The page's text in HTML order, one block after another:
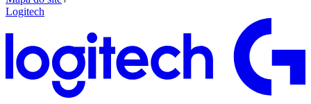
Logitech